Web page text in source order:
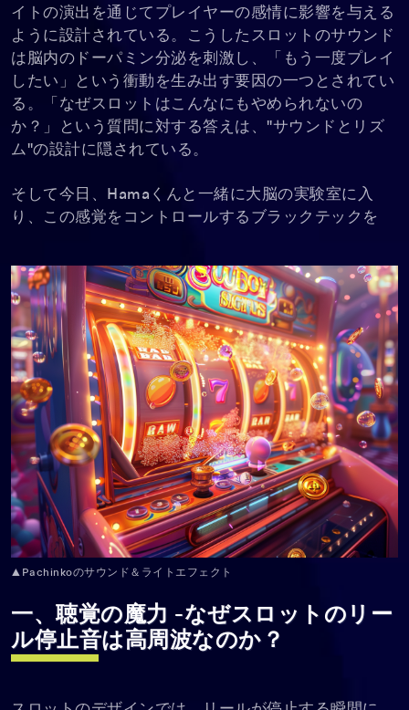
イトの演出を通じてプレイヤーの感情に影響を与える
ように設計されている。こうしたスロットのサウンド
は脳内のドーパミン分泌を刺激し、「もう一度プレイ
したい」という衝動を生み出す要因の一つとされてい
る。「なぜスロットはこんなにもやめられないの
か？」という質問に対する答えは、"サウンドとリズ
ム"の設計に隠されている。
そして今日、Hamaくんと一緒に大脳の実験室に入
り、この感覚をコントロールするブラックテックを
▲Pachinkoのサウンド＆ライトエフェクト
一、聴覚の魔力 -なぜスロットのリー
ル停止音は高周波なのか？